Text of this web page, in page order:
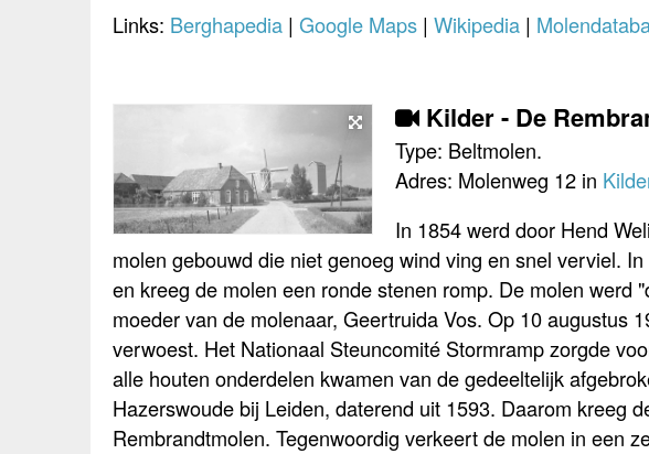
Links: Berghapedia | Google Maps | Wikipedia |
Kilder - De
Type: Beltmolen.
Adres: Molenweg 12 in
In 1854 werd door Hend
molen gebouwd die niet genoeg wind ving en snel verviel.
en kreeg de molen een ronde stenen romp. De molen werd
moeder van de molenaar, Geertruida Vos. Op 10 augustus
verwoest. Het Nationaal Steuncomité Stormramp zorgde
alle houten onderdelen kwamen van de gedeeltelijk
Hazerswoude bij Leiden, daterend uit 1593. Daarom kreeg
Rembrandtmolen. Tegenwoordig verkeert de molen in een